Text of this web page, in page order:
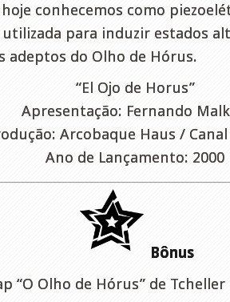
conhecemos como
para induzir estados
adeptos do Olho de Hórus.
“El Ojo de Horus”
Apresentação: Fernando
Arcobaque Haus /
Ano de Lançamento: 2000
Bônus
“O Olho de Hórus” de